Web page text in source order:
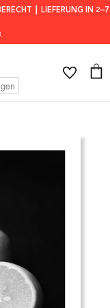
┃ LIEFERUNG IN 2–7